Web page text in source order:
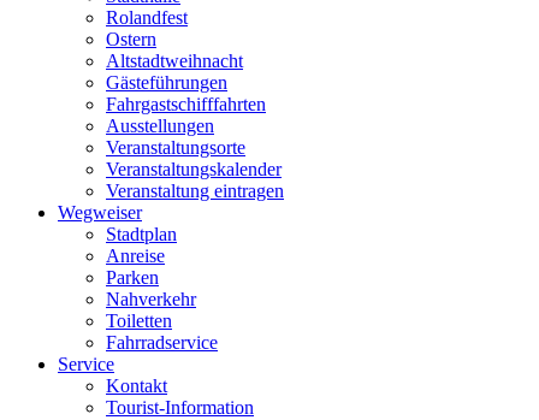
Rolandfest
Ostern
Altstadtweihnacht
Gästeführungen
Fahrgastschifffahrten
Ausstellungen
Veranstaltungsorte
Veranstaltungskalender
Veranstaltung eintragen
Wegweiser
Stadtplan
Anreise
Parken
Nahverkehr
Toiletten
Fahrradservice
Service
Kontakt
Tourist-Information